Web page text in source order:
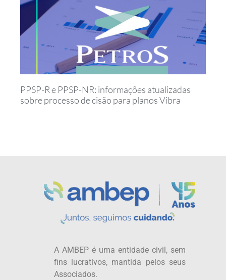
PPSP-R e PPSP-NR: informações atualizadas
sobre processo de cisão para planos Vibra
A AMBEP é uma entidade civil, sem
fins lucrativos, mantida pelos seus
Associados.